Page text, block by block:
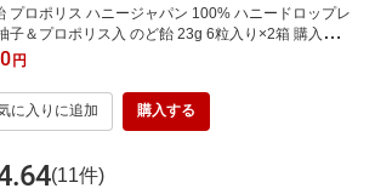
プロポリス ハニージャパン 100% ハニードロップレ
子＆プロポリス入 のど飴 23g 6粒入り×2箱 購入金額
あり オーガニック 保存料 無添加 正規品 食品 蜂蜜 は
マヌカハニー あめ
円
に入りに追加 購入する
(11件)